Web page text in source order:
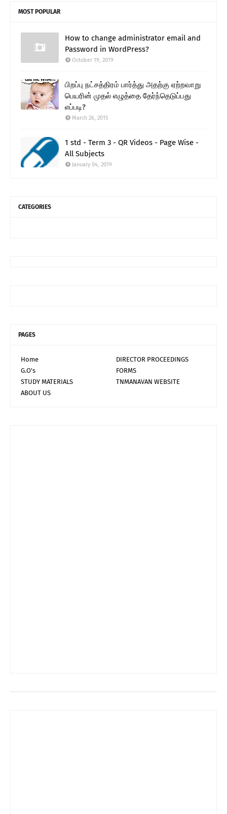
MOST POPULAR
How to change administrator email and
Password in WordPress?
October 19, 2019
பிறப்பு நட்சத்திரம் பார்த்து அதற்கு ஏற்றவாறு
பெயரின் முதல் எழுத்தை தேர்ந்தெடுப்பது
எப்படி?
March 26, 2015
1 std - Term 3 - QR Videos - Page Wise -
All Subjects
January 04, 2019
CATEGORIES
PAGES
Home
DIRECTOR PROCEEDINGS
G.O's
FORMS
STUDY MATERIALS
TNMANAVAN WEBSITE
ABOUT US